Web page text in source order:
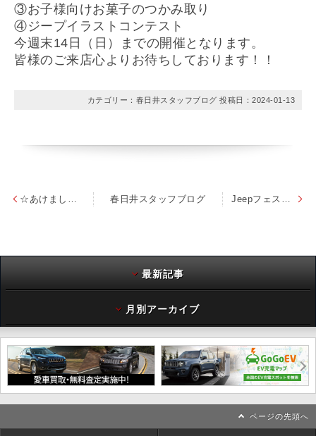
③お子様向けお菓子のつかみ取り
④ジープイラストコンテスト
今週末14日（日）までの開催となります。
皆様のご来店心よりお待ちしております！！
カテゴリー：春日井スタッフブログ 投稿日： 2024-01-13
春日井スタッフブログ
最新記事
月別アーカイブ
ページの先頭へ